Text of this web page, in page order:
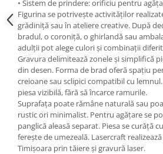
• Sistem de prindere: orificiu pentru
Figurina se potrivește activităților
grădiniță sau în ateliere creative. După
bradul, o coroniță, o ghirlandă sau
adulții pot alege culori și combinații
Gravura delimitează zonele și simplifică
din desen. Forma de brad oferă spațiu
creioane sau sclipici compatibil cu
piesa vizibilă, fără să încarce ramurile.
Suprafața poate rămâne naturală sau
rustic ori minimalist. Pentru agățare se
panglică aleasă separat. Piesa se curăță
ferește de umezeală. Lasercraft
Timișoara prin tăiere și gravură laser.